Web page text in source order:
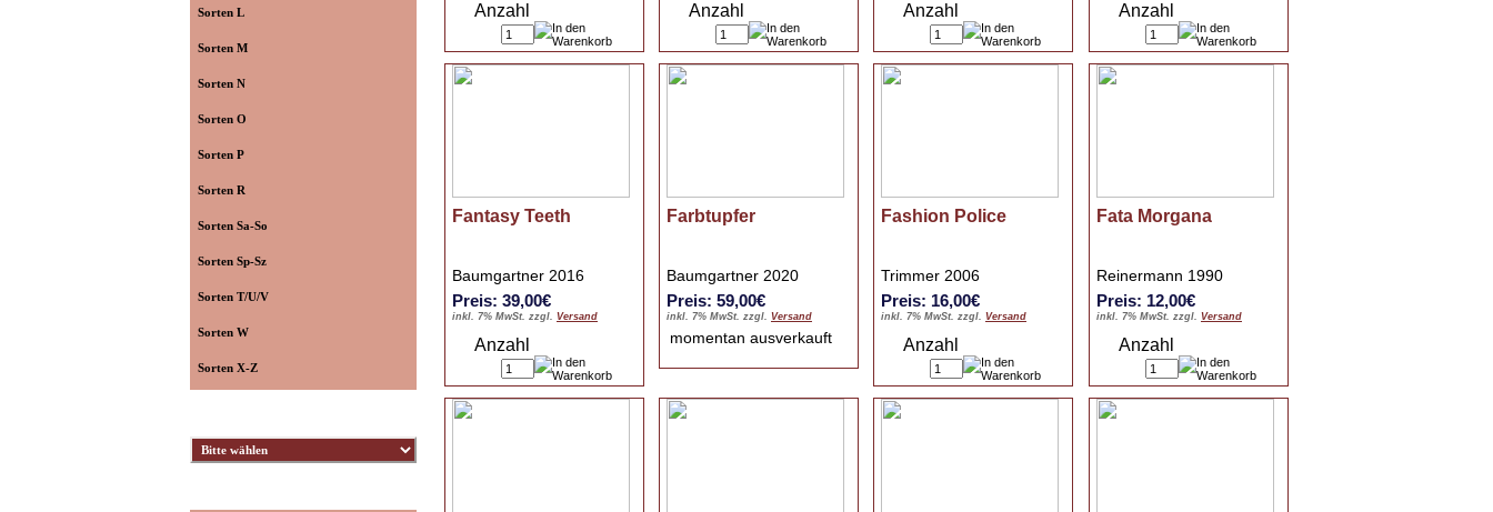
Sorten L
Sorten M
Sorten N
Sorten O
Sorten P
Sorten R
Sorten Sa-So
Sorten Sp-Sz
Sorten T/U/V
Sorten W
Sorten X-Z
Anzahl Anzahl Anzahl Anzahl
Fantasy Teeth
Baumgartner 2016
Preis: 39,00€
inkl. 7% MwSt. zzgl. Versand
Anzahl
Farbtupfer
Baumgartner 2020
Preis: 59,00€
inkl. 7% MwSt. zzgl. Versand
momentan ausverkauft
Fashion Police
Trimmer 2006
Preis: 16,00€
inkl. 7% MwSt. zzgl. Versand
Anzahl
Fata Morgana
Reinermann 1990
Preis: 12,00€
inkl. 7% MwSt. zzgl. Versand
Anzahl